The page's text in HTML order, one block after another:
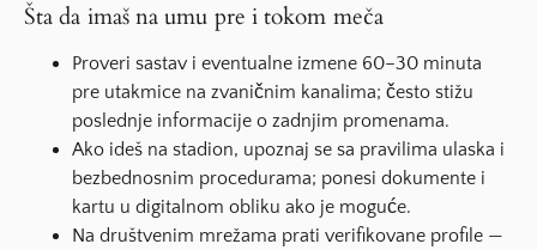
Šta da imaš na umu pre i tokom meča
Proveri sastav i eventualne izmene 60–30 minuta
pre utakmice na zvaničnim kanalima; često stižu
poslednje informacije o zadnjim promenama.
Ako ideš na stadion, upoznaj se sa pravilima ulaska i
bezbednosnim procedurama; ponesi dokumente i
kartu u digitalnom obliku ako je moguće.
Na društvenim mrežama prati verifikovane profile —